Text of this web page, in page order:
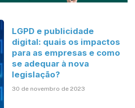
LGPD e publicidade
digital: quais os impactos
para as empresas e como
se adequar à nova
legislação?
30 de novembro de 2023